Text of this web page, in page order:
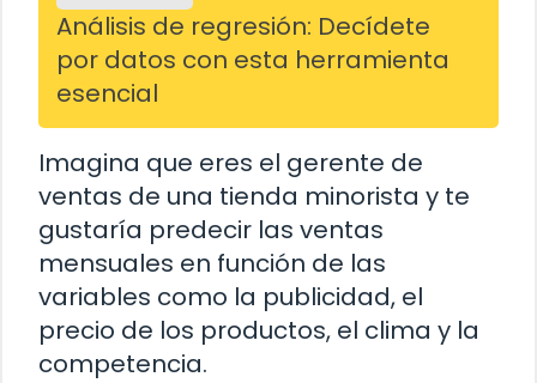
Análisis de regresión: Decídete
por datos con esta herramienta
esencial
Imagina que eres el gerente de
ventas de una tienda minorista y te
gustaría predecir las ventas
mensuales en función de las
variables como la publicidad, el
precio de los productos, el clima y la
competencia.